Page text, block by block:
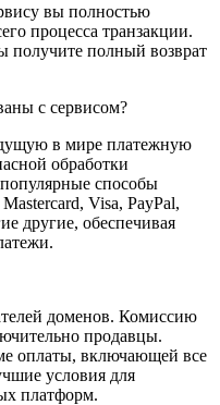
вы полностью
процесса транзакции.
получите полный возврат
с сервисом?
в мире платежную
обработки
способы
Visa, PayPal,
другие, обеспечивая
доменов. Комиссию
продавцы.
оплаты, включающей все
условия для
платформ.